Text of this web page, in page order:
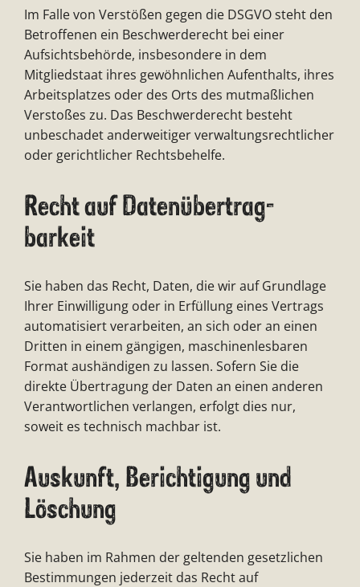
Im Falle von Verstößen gegen die DSGVO steht den
Betroffenen ein Beschwerderecht bei einer
Aufsichtsbehörde, insbesondere in dem
Mitgliedstaat ihres gewöhnlichen Aufenthalts, ihres
Arbeitsplatzes oder des Orts des mutmaßlichen
Verstoßes zu. Das Beschwerderecht besteht
unbeschadet anderweitiger verwaltungsrechtlicher
oder gerichtlicher Rechtsbehelfe.
Recht auf Daten­übertrag­
barkeit
Sie haben das Recht, Daten, die wir auf Grundlage
Ihrer Einwilligung oder in Erfüllung eines Vertrags
automatisiert verarbeiten, an sich oder an einen
Dritten in einem gängigen, maschinenlesbaren
Format aushändigen zu lassen. Sofern Sie die
direkte Übertragung der Daten an einen anderen
Verantwortlichen verlangen, erfolgt dies nur,
soweit es technisch machbar ist.
Auskunft, Berichtigung und
Löschung
Sie haben im Rahmen der geltenden gesetzlichen
Bestimmungen jederzeit das Recht auf